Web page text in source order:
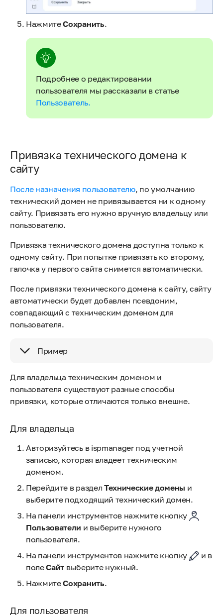
НажмитеСохранить.
Подробнее о редактировании
пользователя мы рассказали в статье
Пользователь.
Привязка технического домена к
сайту
После назначения пользователю, по умолчанию
технический домен не привязывается ни к одному
сайту. Привязать его нужно вручную владельцу или
пользователю.
Привязка технического домена доступна только к
одному сайту. При попытке привязать ко второму,
галочка у первого сайта снимется автоматически.
После привязки технического домена к сайту, сайту
автоматически будет добавлен псевдоним,
совпадающий с техническим доменом для
пользователя.
Пример
Для владельца техническим доменом и
пользователя существуют разные способы
привязки, которые отличаются только внешне.
Для владельца
Авторизуйтесь в ispmanager под учетной
записью, которая владеет техническим
доменом.
Перейдите в раздел Технические домены и
выберите подходящий технический домен.
На панели инструментов нажмите кнопку
Пользователи и выберите нужного
пользователя.
На панели инструментов нажмите кнопку
и в
полеСайт выберите нужный.
НажмитеСохранить.
Для пользователя